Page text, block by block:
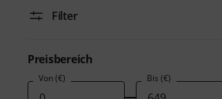
Filter
Preisbereich
Von (€) Bis (€)